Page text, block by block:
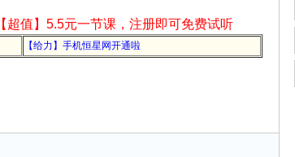
【超值】5.5元一节课，注册即可免费试听
【给力】手机恒星网开通啦